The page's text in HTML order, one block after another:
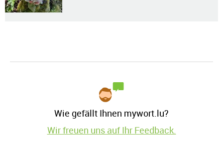
Wie gefällt Ihnen mywort.lu?
Wir freuen uns auf Ihr Feedback.